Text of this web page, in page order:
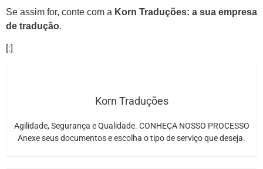
Se assim for, conte com a Korn Traduções: a sua empresa
de tradução.
[:]
Korn Traduções
Agilidade, Segurança e Qualidade. CONHEÇA NOSSO PROCESSO
Anexe seus documentos e escolha o tipo de serviço que deseja.